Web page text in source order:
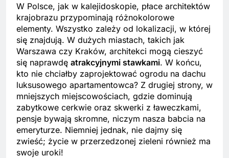
W Polsce, jak w kalejidoskopie, płace architektów
krajobrazu przypominają różnokolorowe
elementy. Wszystko zależy od lokalizacji, w której
się znajdują. W dużych miastach, takich jak
Warszawa czy Kraków, architekci mogą cieszyć
się naprawdę atrakcyjnymi stawkami. W końcu,
kto nie chciałby zaprojektować ogrodu na dachu
luksusowego apartamentowca? Z drugiej strony, w
mniejszych miejscowościach, gdzie dominują
zabytkowe cerkwie oraz skwerki z ławeczkami,
pensje bywają skromne, niczym nasza babcia na
emeryturze. Niemniej jednak, nie dajmy się
zwieść; życie w przerzedzonej zieleni również ma
swoje uroki!